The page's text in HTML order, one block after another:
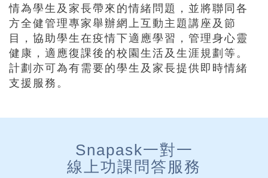
情為學生及家長帶來的情緒問題，並將聯同各
方全健管理專家舉辦網上互動主題講座及節
目，協助學生在疫情下適應學習，管理身心靈
健康，適應復課後的校園生活及生涯規劃等。
計劃亦可為有需要的學生及家長提供即時情緒
支援服務。
Snapask一對一
線上功課問答服務